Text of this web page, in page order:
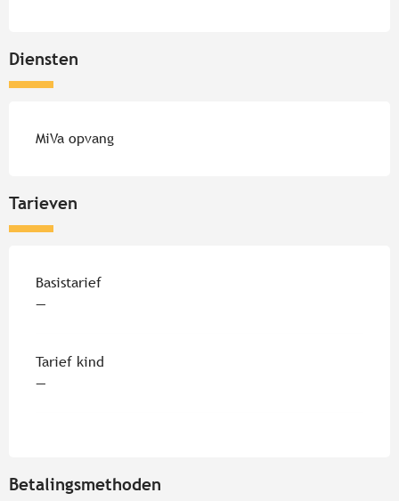
Diensten
MiVa opvang
Tarieven
Tarieven 2026
Basistarief
—
Tarief kind
—
Betalingsmethoden